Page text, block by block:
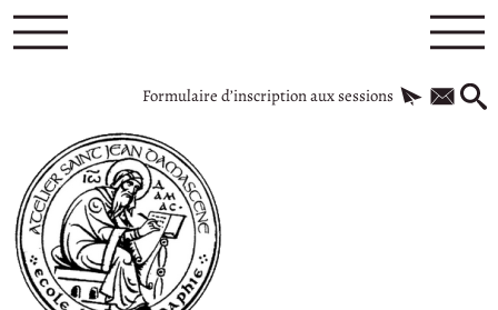
Formulaire d’inscription aux sessions